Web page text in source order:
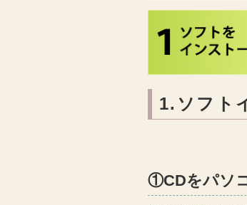
1.ソフト
①CDをパソ